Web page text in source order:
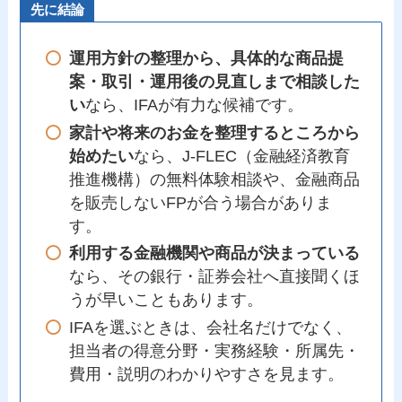
先に結論
運用方針の整理から、具体的な商品提
案・取引・運用後の見直しまで相談した
いなら、IFAが有力な候補です。
家計や将来のお金を整理するところから
始めたいなら、J-FLEC（金融経済教育
推進機構）の無料体験相談や、金融商品
を販売しないFPが合う場合がありま
す。
利用する金融機関や商品が決まっている
なら、その銀行・証券会社へ直接聞くほ
うが早いこともあります。
IFAを選ぶときは、会社名だけでなく、
担当者の得意分野・実務経験・所属先・
費用・説明のわかりやすさを見ます。